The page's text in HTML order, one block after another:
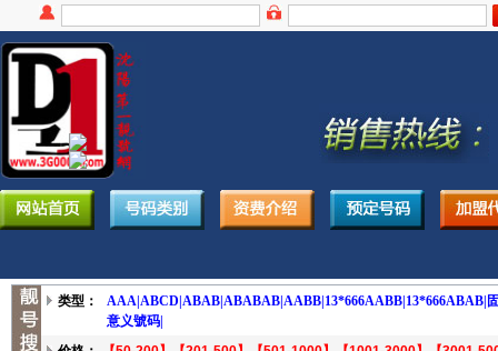
类型： AAA| ABCD| ABAB| ABABAB| AABB| 13*666AABB| 13*666ABAB|
意义號码|